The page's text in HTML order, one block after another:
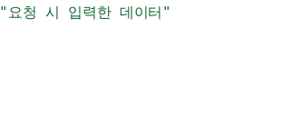
"요청 시 입력한 데이터"